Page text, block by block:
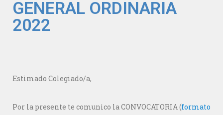
GENERAL ORDINARIA
2022
Estimado Colegiado/a,
Por la presente te comunico la CONVOCATORIA (formato